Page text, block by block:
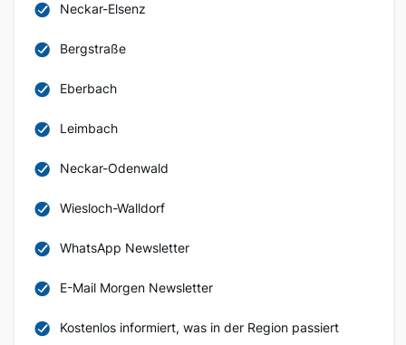
Neckar-Elsenz
Bergstraße
Eberbach
Leimbach
Neckar-Odenwald
Wiesloch-Walldorf
WhatsApp Newsletter
E-Mail Morgen Newsletter
Kostenlos informiert, was in der Region passiert